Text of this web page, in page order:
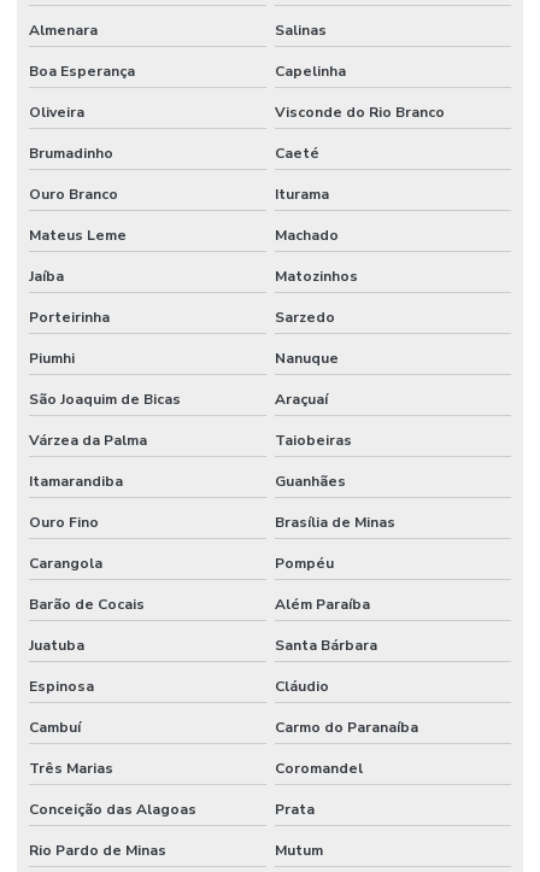
Almenara Salinas
Boa Esperança Capelinha
Oliveira Visconde do Rio Branco
Brumadinho Caeté
Ouro Branco Iturama
Mateus Leme Machado
Jaíba Matozinhos
Porteirinha Sarzedo
Piumhi Nanuque
São Joaquim de Bicas Araçuaí
Várzea da Palma Taiobeiras
Itamarandiba Guanhães
Ouro Fino Brasília de Minas
Carangola Pompéu
Barão de Cocais Além Paraíba
Juatuba Santa Bárbara
Espinosa Cláudio
Cambuí Carmo do Paranaíba
Três Marias Coromandel
Conceição das Alagoas Prata
Rio Pardo de Minas Mutum